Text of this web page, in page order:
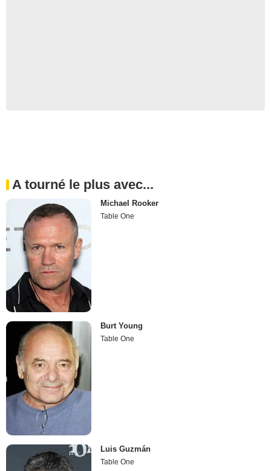
A tourné le plus avec...
Michael Rooker
Table One
Burt Young
Table One
Luis Guzmán
Table One